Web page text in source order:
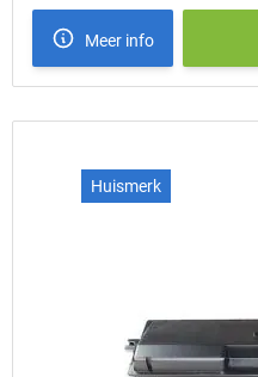
Meer info
Huismerk